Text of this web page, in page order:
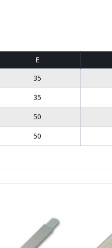
E
35
35
50
50